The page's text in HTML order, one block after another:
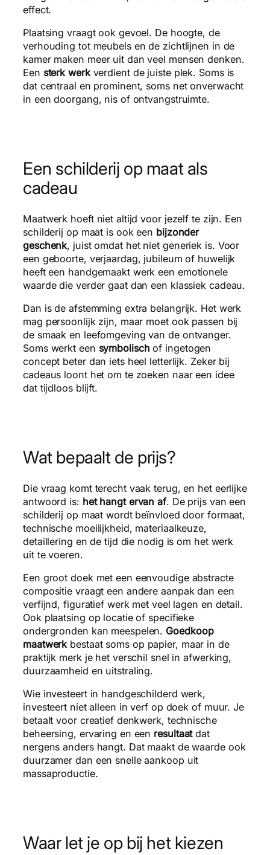
effect.
Plaatsing vraagt ook gevoel. De hoogte, de
verhouding tot meubels en de zichtlijnen in de
kamer maken meer uit dan veel mensen denken.
Een sterk werkverdient de juiste plek. Soms is
dat centraal en prominent, soms net onverwacht
in een doorgang, nis of ontvangstruimte.
Een schilderij op maat als
cadeau
Maatwerk hoeft niet altijd voor jezelf te zijn. Een
schilderij op maat is ook een bijzonder
geschenk, juist omdat het niet generiek is. Voor
een geboorte, verjaardag, jubileum of huwelijk
heeft een handgemaakt werk een emotionele
waarde die verder gaat dan een klassiek cadeau.
Dan is de afstemming extra belangrijk. Het werk
mag persoonlijk zijn, maar moet ook passen bij
de smaak en leefomgeving van de ontvanger.
Soms werkt een symbolisch of ingetogen
concept beter dan iets heel letterlijk. Zeker bij
cadeaus loont het om te zoeken naar een idee
dat tijdloos blijft.
Wat bepaalt de prijs?
Die vraag komt terecht vaak terug, en het eerlijke
antwoord is: het hangt ervan af. De prijs van een
schilderij op maat wordt beïnvloed door formaat,
technische moeilijkheid, materiaalkeuze,
detaillering en de tijd die nodig is om het werk
uit te voeren.
Een groot doek met een eenvoudige abstracte
compositie vraagt een andere aanpak dan een
verfijnd, figuratief werk met veel lagen en detail.
Ook plaatsing op locatie of specifieke
ondergronden kan meespelen. Goedkoop
maatwerkbestaat soms op papier, maar in de
praktijk merk je het verschil snel in afwerking,
duurzaamheid en uitstraling.
Wie investeert in handgeschilderd werk,
investeert niet alleen in verf op doek of muur. Je
betaalt voor creatief denkwerk, technische
beheersing, ervaring en een resultaatdat
nergens anders hangt. Dat maakt de waarde ook
duurzamer dan een snelle aankoop uit
massaproductie.
Waar let je op bij het kiezen